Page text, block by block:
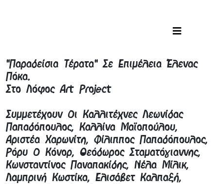
"Παραδείσια Τέρατα" Σε Επιμέλεια Έλενας
Πόκα.
Στο Λόφος Art Project
Συμμετέχουν Οι Καλλιτέχνες Λεωνίδας
Παπαδόπουλος, Καλλίνα Μαϊοπούλου,
Αριστέα Χαρωνίτη, Φίλιππος Παπαδόπουλος,
Ρόρυ Ο Κόνορ, Θεόδωρος Σταματόγιαννης,
Κωνσταντίνος Παναπακίδης, Νέλα Μίλικ,
Λαμπρινή Κωστίκα, Ελισάβετ Καλπαξή,